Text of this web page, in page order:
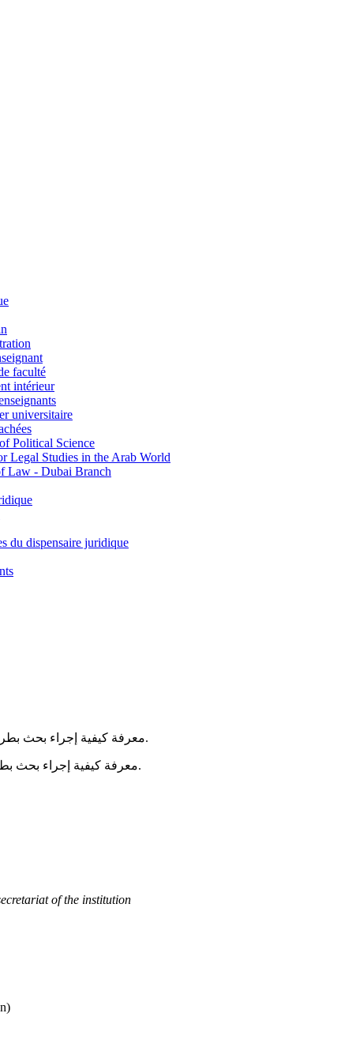
faculté
intérieur
universitaire
Political Science
Legal Studies in the Arab World
Law - Dubai Branch
du dispensaire juridique
معرفة كيفية إجراء بحث بطريقة شخصية بدون مساعدة الأهل أو المعلّم.
معرفة كيفية إجراء بحث بطريقة شخصية بدون مساعدة الأهل أو المعلّم.
of the institution